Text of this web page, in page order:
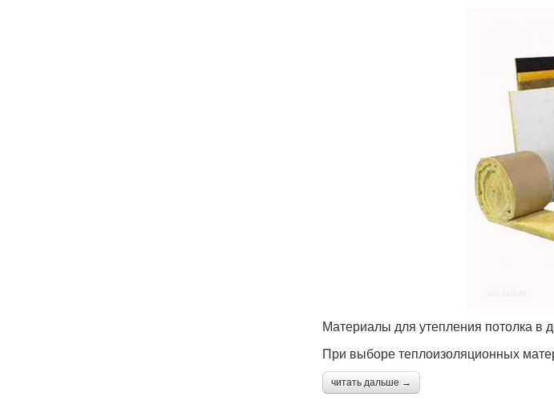
Материалы для утепления потолка в
При выборе теплоизоляционных
читать дальше →